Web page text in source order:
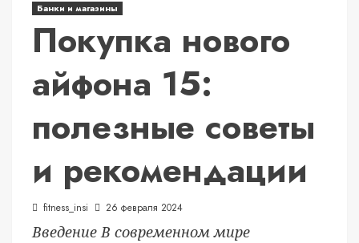
Банки и магазины
Покупка нового
айфона 15:
полезные советы
и рекомендации
fitness_insi 26 февраля 2024
Введение В современном мире